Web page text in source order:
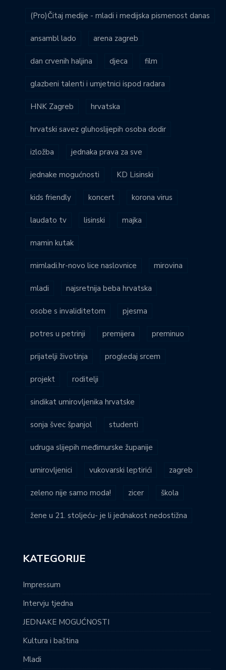
(Pro)Čitaj medije - mladi i medijska pismenost danas
ansambl lado arena zagreb
dan crvenih haljina djeca film
glazbeni talenti i umjetnici ispod radara
HNK Zagreb hrvatska
hrvatski savez gluhoslijepih osoba dodir
izložba jednaka prava za sve
jednake mogućnosti KD Lisinski
kids friendly koncert korona virus
laudato tv lisinski majka
mamin kutak
mimladi.hr-novo lice naslovnice mirovina
mladi najsretnija beba hrvatska
osobe s invaliditetom pjesma
potres u petrinji premijera preminuo
prijatelji životinja progledaj srcem
projekt roditelji
sindikat umirovljenika hrvatske
sonja švec španjol studenti
udruga slijepih međimurske županije
umirovljenici vukovarski leptirići zagreb
zeleno nije samo moda! zicer škola
žene u 21. stoljeću- je li jednakost nedostižna
KATEGORIJE
Impressum
Intervju tjedna
JEDNAKE MOGUĆNOSTI
Kultura i baština
Mladi